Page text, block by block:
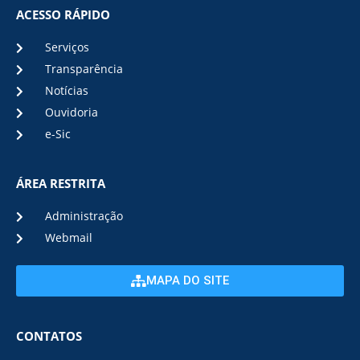
ACESSO RÁPIDO
Serviços
Transparência
Notícias
Ouvidoria
e-Sic
ÁREA RESTRITA
Administração
Webmail
MAPA DO SITE
CONTATOS